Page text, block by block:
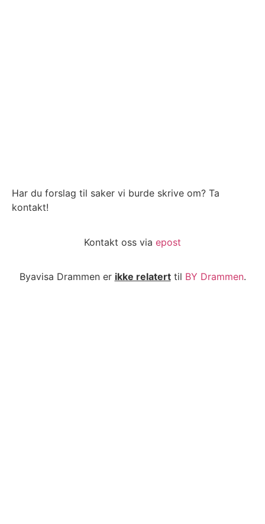
Har du forslag til saker vi burde skrive om? Ta
kontakt!
Kontakt oss via epost
Byavisa Drammen er ikke relaterttil BY Drammen.